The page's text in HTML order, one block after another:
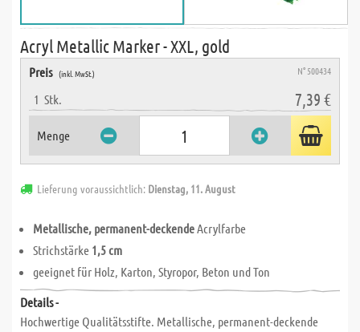
Acryl Metallic Marker - XXL, gold
Preis (inkl. MwSt.) N° 500434
1 Stk. 7,39 €
Menge
Lieferung voraussichtlich: Dienstag, 11. August
Metallische, permanent-deckendeAcrylfarbe
Strichstärke 1,5 cm
geeignet für Holz, Karton, Styropor, Beton und Ton
Details -
Hochwertige Qualitätsstifte. Metallische, permanent-deckende